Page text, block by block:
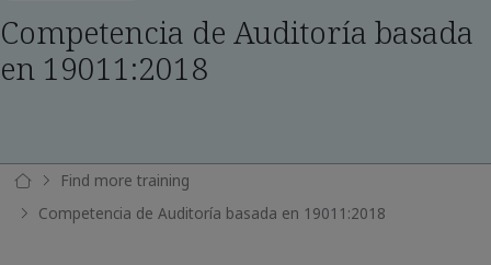
Competencia de Auditoría basada
en 19011:2018
Find more training
Competencia de Auditoría basada en 19011:2018